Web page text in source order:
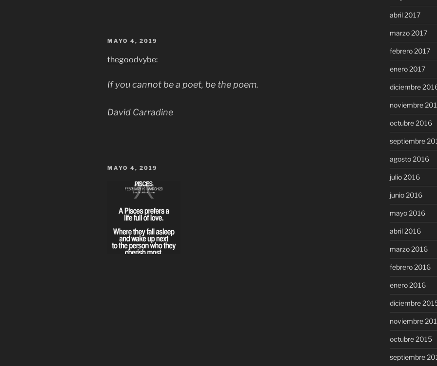
MAYO 4, 2019
thegoodvybe:
If you cannot be a poet, be the poem.
David Carradine
MAYO 4, 2019
abril 2017
marzo 2017
febrero 2017
enero 2017
diciembre
noviembre
octubre 2016
septiembre
agosto 2016
julio 2016
junio 2016
mayo 2016
abril 2016
marzo 2016
febrero 2016
enero 2016
diciembre
noviembre
octubre 2015
septiembre